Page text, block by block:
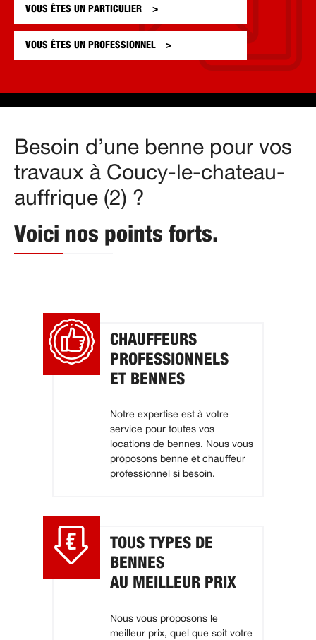
VOUS ÊTES UN PARTICULIER
VOUS ÊTES UN PROFESSIONNEL
Besoin d’une benne pour vos
travaux à Coucy-le-chateau-
auffrique (2) ?
Voici nos points forts.
CHAUFFEURS
PROFESSIONNELS
ET BENNES
Notre expertise est à votre
service pour toutes vos
locations de bennes. Nous vous
proposons benne et chauffeur
professionnel si besoin.
TOUS TYPES DE
BENNES
AU MEILLEUR PRIX
Nous vous proposons le
meilleur prix, quel que soit votre